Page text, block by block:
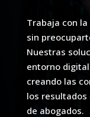
Trabaja con
sin
Nuestras
entorno
creando las
los
de abogados.